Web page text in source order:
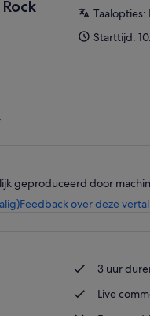
Taalopties:
Starttijd:
geproduceerd door
Feedback over deze
3 uur
Live